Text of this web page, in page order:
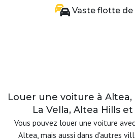
Vaste flotte de
Louer une voiture à Altea,
La Vella, Altea Hills
Vous pouvez louer une voiture
Altea, mais aussi dans d'autres